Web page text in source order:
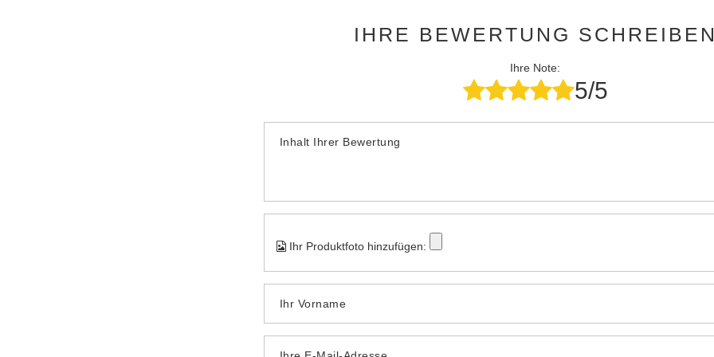
IHRE BEWERTUNG
Ihre Note:
5/5
Inhalt Ihrer Bewertung
Ihr Produktfoto hinzufügen:
Ihr Vorname